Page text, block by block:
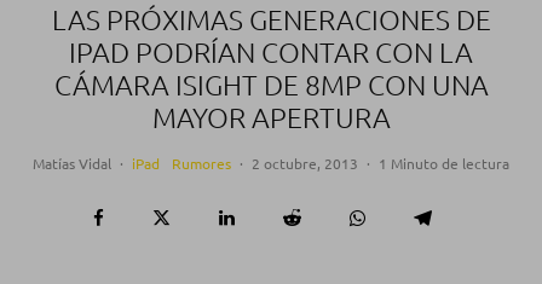
LAS PRÓXIMAS GENERACIONES DE
IPAD PODRÍAN CONTAR CON LA
CÁMARA ISIGHT DE 8MP CON UNA
MAYOR APERTURA
Matías Vidal · iPad Rumores · 2 octubre, 2013 · 1 Minuto de lectura